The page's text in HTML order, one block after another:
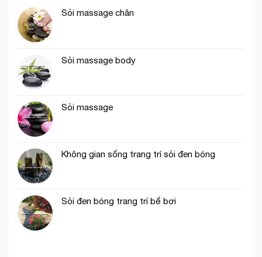
Sỏi massage chân
Sỏi massage body
Sỏi massage
Không gian sống trang trí sỏi đen bóng
Sỏi đen bóng trang trí bể bơi